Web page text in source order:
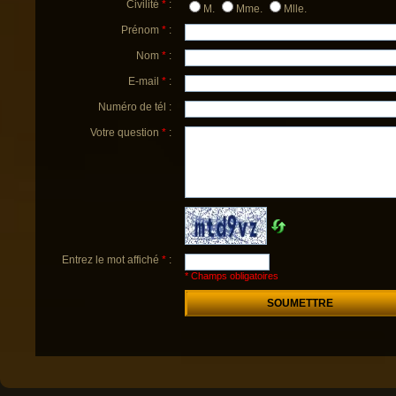
Civilité * : M. Mme.
Mlle.
Prénom * :
Nom * :
E-mail * :
Numéro de tél :
Votre question * :
Entrez le mot affiché * :
* Champs obligatoires